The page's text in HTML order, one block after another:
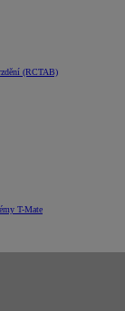
(RCTAB)
T-Mate